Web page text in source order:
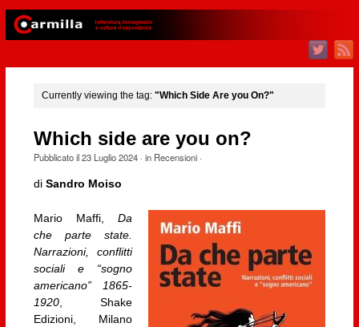
Currently viewing the tag: "Which Side Are you On?"
Which side are you on?
Pubblicato il23 Luglio 2024· in Recensioni·
di Sandro Moiso
Mario Maffi,Da
che parte state.
Narrazioni, conflitti
sociali e “sogno
americano” 1865-
1920, Shake
Edizioni, Milano